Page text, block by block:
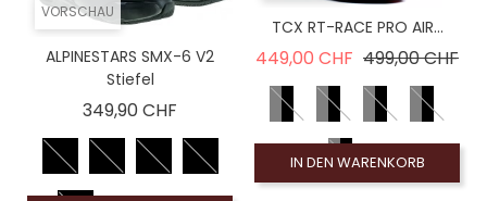
VORSCHAU
ALPINESTARS SMX-6 V2
Stiefel
349,90 CHF
TCX RT-RACE PRO AIR...
449,00 CHF Verkaufspreis
499,00 CHF
IN DEN WARENKORB